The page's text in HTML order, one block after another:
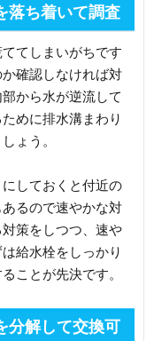
落ち着いて調査
てしまいがちです
確認しなければ対
から水が逆流して
めに排水溝まわり
ょう。
しておくと付近の
るので速やかな対
策をしつつ、速や
給水栓をしっかり
ことが先決です。
分解して交換可